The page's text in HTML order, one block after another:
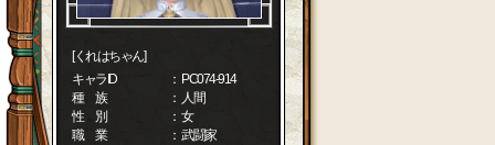
[くれはちゃん]
キャラID
： PC074-914
種 族
： 人間
性 別
： 女
職 業
： 武闘家